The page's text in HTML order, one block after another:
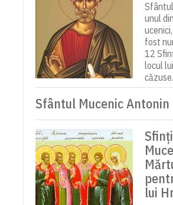
unul
fost
12
locul
căzuse.
Sfântul Mucenic Antonin
lui